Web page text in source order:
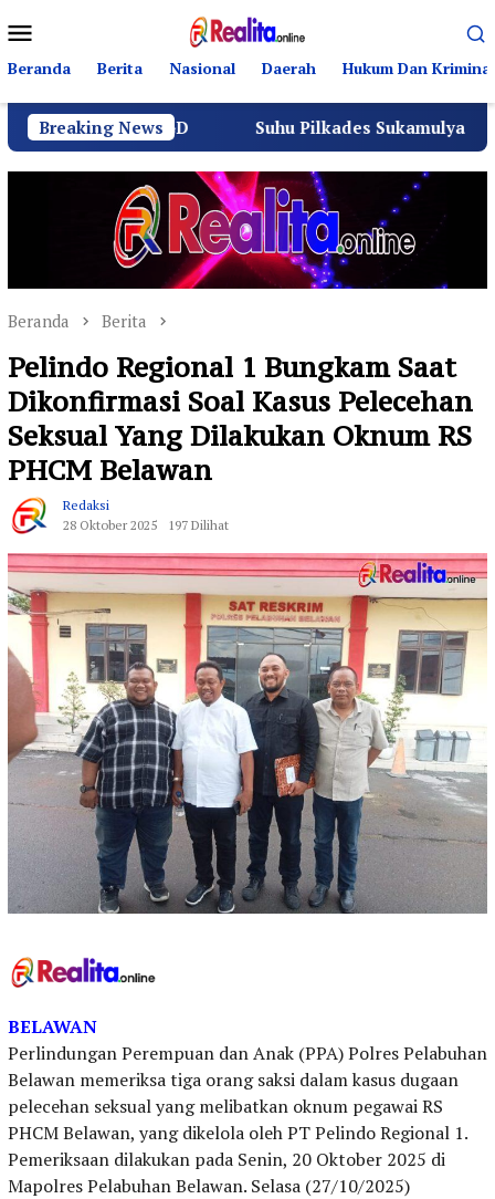
ke
kontenMobile
Beranda Berita Nasional Daerah Hukum Dan Kriminal
Breaking News
PPGD Suhu Pilkades Sukamulya Memanas,
Beranda Berita
Pelindo Regional 1 Bungkam Saat
Dikonfirmasi Soal Kasus Pelecehan
Seksual Yang Dilakukan Oknum RS
PHCM Belawan
Redaksi
28 Oktober 2025
197 Dilihat
BELAWAN
Perlindungan Perempuan dan Anak (PPA) Polres Pelabuhan
Belawan memeriksa tiga orang saksi dalam kasus dugaan
pelecehan seksual yang melibatkan oknum pegawai RS
PHCM Belawan, yang dikelola oleh PT Pelindo Regional 1.
Pemeriksaan dilakukan pada Senin, 20 Oktober 2025 di
Mapolres Pelabuhan Belawan. Selasa (27/10/2025)